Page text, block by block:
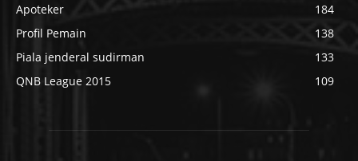
Apoteker
184
Profil Pemain
138
Piala jenderal sudirman
133
QNB League 2015
109